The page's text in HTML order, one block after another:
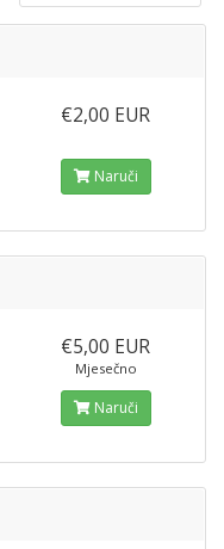
€2,00 EUR
Naruči
€5,00 EUR
Mjesečno
Naruči